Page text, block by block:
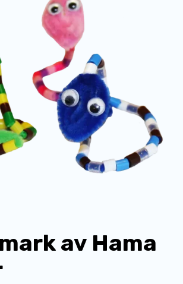
av Hama